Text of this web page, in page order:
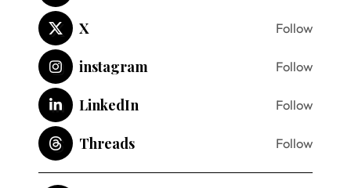
X Follow
instagram Follow
LinkedIn Follow
Threads Follow